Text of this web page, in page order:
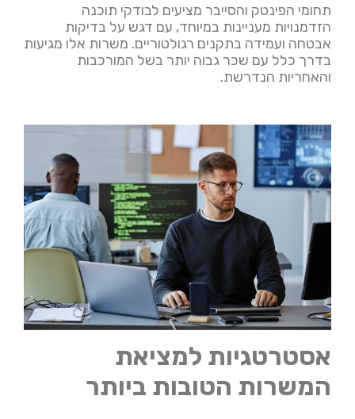
תחומי הפינטק והסייבר מציעים לבודקי תוכנה
הזדמנויות מעניינות במיוחד, עם דגש על בדיקות
אבטחה ועמידה בתקנים רגולטוריים. משרות אלו מגיעות
בדרך כלל עם שכר גבוה יותר בשל המורכבות
והאחריות הנדרשת.
אסטרטגיות למציאת
המשרות הטובות ביותר